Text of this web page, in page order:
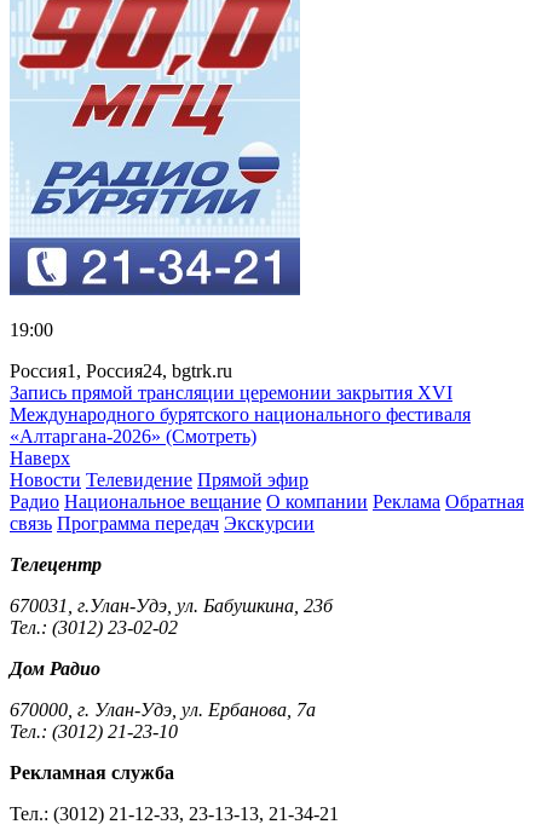
19:00
Россия1, Россия24, bgtrk.ru
Запись прямой трансляции церемонии закрытия XVI
Международного бурятского национального фестиваля
«Алтаргана-2026» (Смотреть)
Наверх
Новости Телевидение Прямой эфир
Радио Национальное вещание О компании Реклама Обратная
связь Программа передач Экскурсии
Телецентр
670031, г.Улан-Удэ, ул. Бабушкина, 23б
Тел.: (3012) 23-02-02
Дом Радио
670000, г. Улан-Удэ, ул. Ербанова, 7а
Тел.: (3012) 21-23-10
Рекламная служба
Тел.: (3012) 21-12-33, 23-13-13, 21-34-21